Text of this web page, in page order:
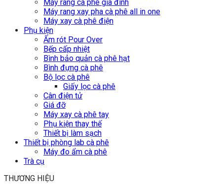
Máy rang cà phê gia đình
Máy rang xay pha cà phê all in one
Máy xay cà phê điện
Phụ kiện
Ấm rót Pour Over
Bếp cấp nhiệt
Bình bảo quản cà phê hạt
Bình đựng cà phê
Bộ lọc cà phê
Giấy lọc cà phê
Cân điện tử
Giá đỡ
Máy xay cà phê tay
Phụ kiện thay thế
Thiết bị làm sạch
Thiết bị phòng lab cà phê
Máy đo ẩm cà phê
Trà cụ
THƯƠNG HIỆU